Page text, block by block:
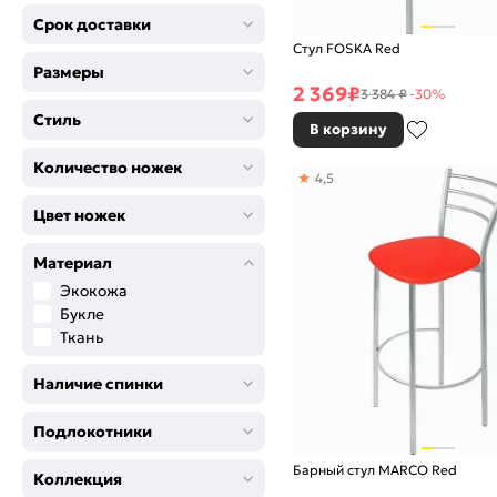
Срок доставки
Размеры
Стиль
Количество ножек
Цвет ножек
Материал
Экокожа
Букле
Ткань
Наличие спинки
Подлокотники
Коллекция
Стул FOSKA Red
2 369₽3 384 ₽-30%
В корзину
Барный стул MARCO Red
4,5